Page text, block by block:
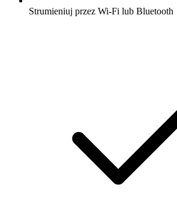
Strumieniuj przez Wi-Fi lub Bluetooth